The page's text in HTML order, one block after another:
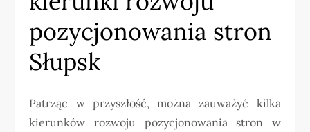
pozycjonowania stron
Słupsk
Patrząc w przyszłość, można zauważyć kilka
kierunków rozwoju pozycjonowania stron w